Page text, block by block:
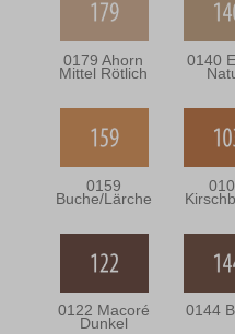
0179 Ahorn
Mittel Rötlich
0140
0159
Buche/Lärche
0122 Macoré
Dunkel
0144